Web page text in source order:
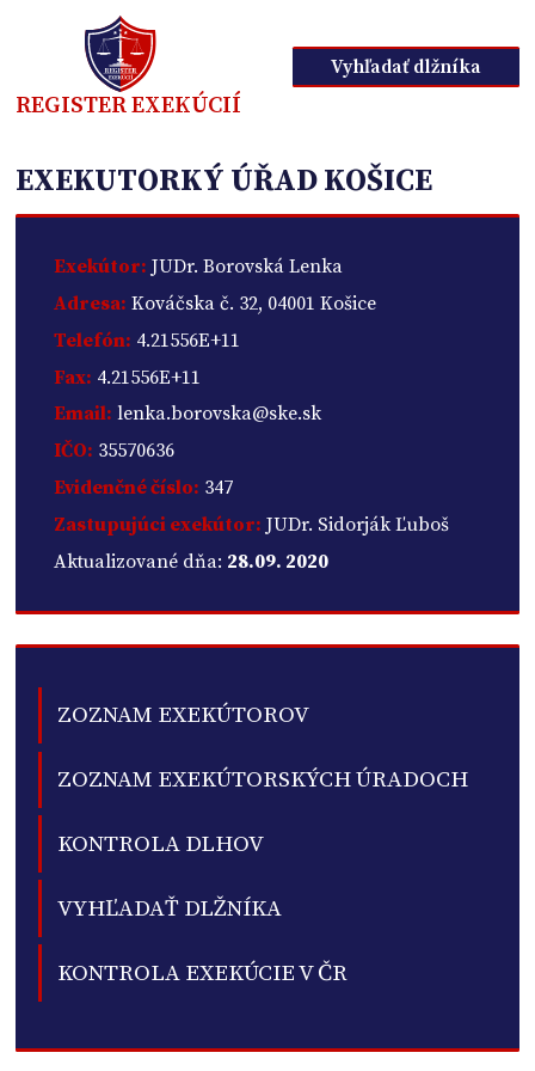
REGISTER EXEKÚCIÍ
Vyhľadať dlžníka
EXEKUTORKÝ ÚŘAD KOŠICE
Exekútor: JUDr. Borovská Lenka
Adresa: Kováčska č. 32, 04001 Košice
Telefón: 4.21556E+11
Fax: 4.21556E+11
Email: lenka.borovska@ske.sk
IČO: 35570636
Evidenčné číslo: 347
Zastupujúci exekútor: JUDr. Sidorják Ľuboš
Aktualizované dňa: 28.09. 2020
ZOZNAM EXEKÚTOROV
ZOZNAM EXEKÚTORSKÝCH ÚRADOCH
KONTROLA DLHOV
VYHĽADAŤ DLŽNÍKA
KONTROLA EXEKÚCIE V ČR